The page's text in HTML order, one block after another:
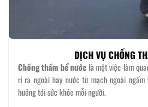
DỊCH VỤ CHỐNG
Chống thấm bể nước là một việc làm
rỉ ra ngoài hay nước từ mạch ngoài
hưởng tới sức khỏe mỗi người.